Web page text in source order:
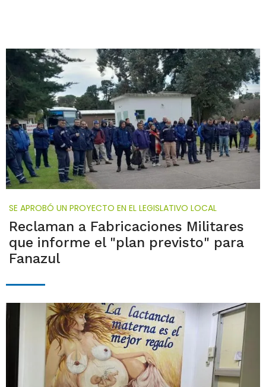
SE APROBÓ UN PROYECTO EN EL LEGISLATIVO LOCAL
Reclaman a Fabricaciones Militares
que informe el "plan previsto" para
Fanazul